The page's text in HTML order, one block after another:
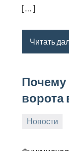
[…]
Читать
Почему
ворота
Новости